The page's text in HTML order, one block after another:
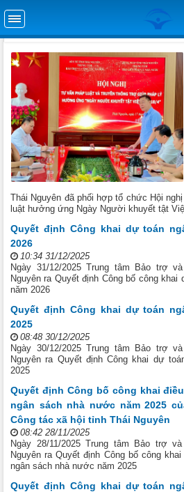
Thái Nguyên đã phối hợp tổ chức Hội
luật hưởng ứng Ngày Người khuyết tật
Quyết định Công khai dự toán
2026
10:34 31/12/2025
Ngày 31/12/2025 Trung tâm Bảo trợ
Nguyên ra Quyết định Công bố công
năm 2026
Quyết định Công khai dự toán
2025
08:48 30/12/2025
Ngày 30/12/2025 Trung tâm Bảo trợ
Nguyên ra Quyết định Công khai dự
2025
Quyết định Công bố công khai
ngân sách nhà nước năm 2025
Công tác xã hội tỉnh Thái Nguyên
08:42 28/11/2025
Ngày 28/11/2025 Trung tâm Bảo trợ
Nguyên ra Quyết định Công bố công
ngân sách nhà nước năm 2025
Quyết định Công khai dự toán